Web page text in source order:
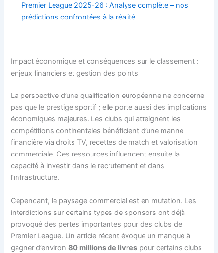
Premier League 2025-26 : Analyse complète – nos
prédictions confrontées à la réalité
Impact économique et conséquences sur le classement :
enjeux financiers et gestion des points
La perspective d’une qualification européenne ne concerne
pas que le prestige sportif ; elle porte aussi des implications
économiques majeures. Les clubs qui atteignent les
compétitions continentales bénéficient d’une manne
financière via droits TV, recettes de match et valorisation
commerciale. Ces ressources influencent ensuite la
capacité à investir dans le recrutement et dans
l’infrastructure.
Cependant, le paysage commercial est en mutation. Les
interdictions sur certains types de sponsors ont déjà
provoqué des pertes importantes pour des clubs de
Premier League. Un article récent évoque un manque à
gagner d’environ80 millions de livres pour certains clubs